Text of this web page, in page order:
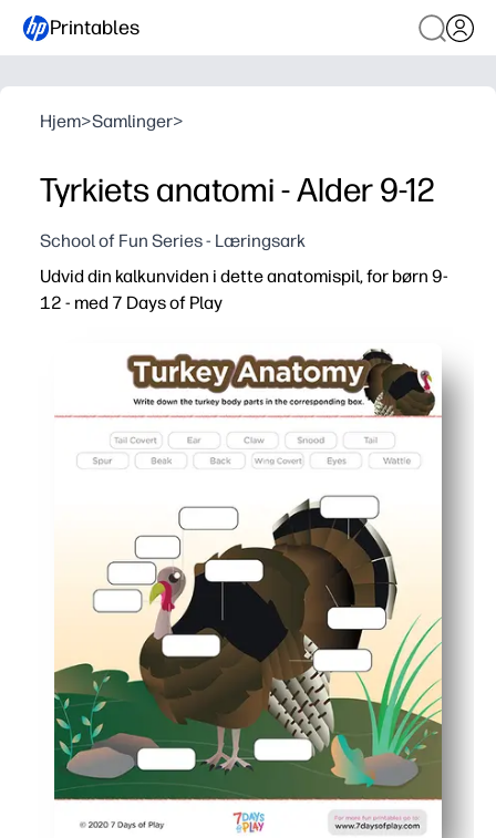
Printables
Hjem>Samlinger>
Tyrkiets anatomi - Alder 9-12
School of Fun Series - Læringsark
Udvid din kalkunviden i dette anatomispil, for børn 9-
12 - med 7 Days of Play
Du udskriver og spiller på få minutter - bare klip,
Du holder børnene engageret med en taktil
Du styrker ordforråd og biovidenskabelige standarder
Du bruger det overalt - små grupper, stationer,